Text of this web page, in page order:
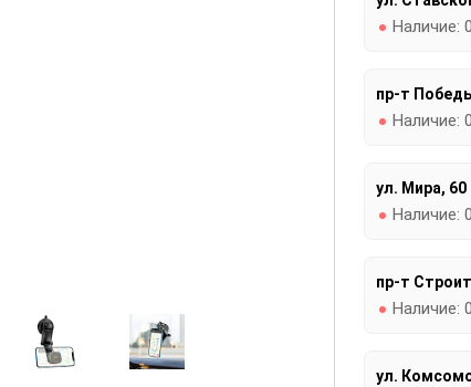
Наличие:
пр-т
Наличие:
ул. Мира,
Наличие:
пр-т
Наличие:
ул.